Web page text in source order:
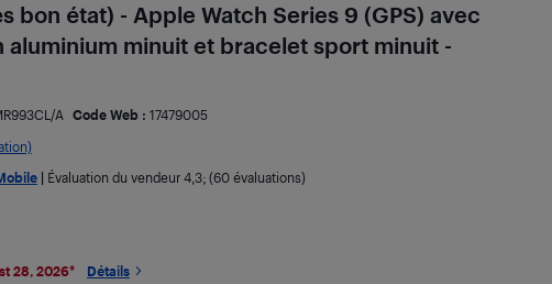
bon état) - Apple Watch Series 9 (GPS) avec
aluminium minuit et bracelet sport minuit -
A Code Web : 17479005
| Évaluation du vendeur 4,3; (60 évaluations)
28, 2026* Détails